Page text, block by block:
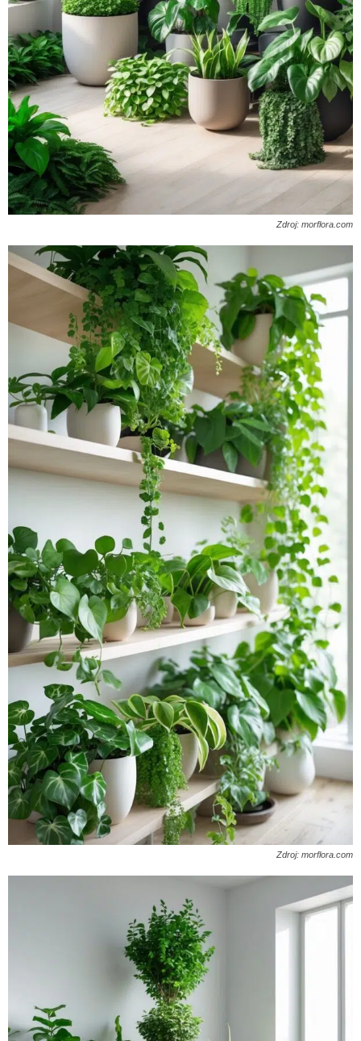
Zdroj: morflora.com
Zdroj: morflora.com